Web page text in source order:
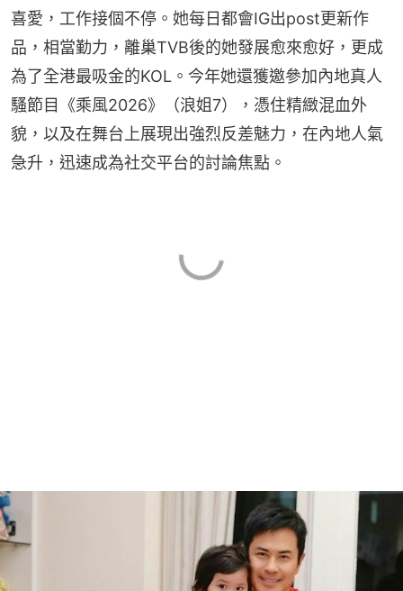
喜愛，工作接個不停。她每日都會IG出post更新作
品，相當勤力，離巢TVB後的她發展愈來愈好，更成
為了全港最吸金的KOL。今年她還獲邀參加內地真人
騷節目《乘風2026》（浪姐7），憑住精緻混血外
貌，以及在舞台上展現出強烈反差魅力，在內地人氣
急升，迅速成為社交平台的討論焦點。